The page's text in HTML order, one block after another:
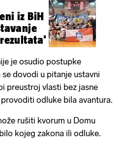
iz BiH
je osudio postupke
dovodi u pitanje ustavni
preustroj vlasti bez jasne
odluke bila avantura.
rušiti kvorum u Domu
kojeg zakona ili odluke.